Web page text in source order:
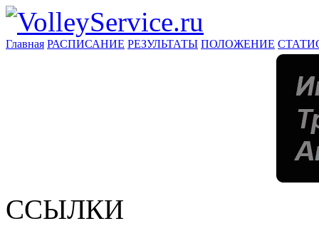
Главная РАСПИСАНИЕ РЕЗУЛЬТАТЫ ПОЛОЖЕНИЕ
ССЫЛКИ